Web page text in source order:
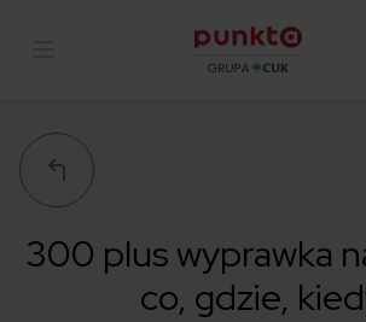
300 plus wyprawka
co, gdzie,